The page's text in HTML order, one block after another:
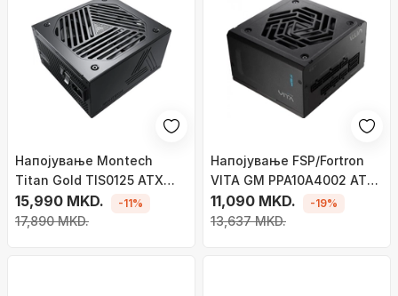
Напојување Montech
Titan Gold TIS0125 ATX
3.0, 1000W
15,990 MKD.
17,890 MKD.
-11%
Напојување FSP/Fortron
VITA GM PPA10A4002 ATX
3.0, 1000W
11,090 MKD.
13,637 MKD.
-19%